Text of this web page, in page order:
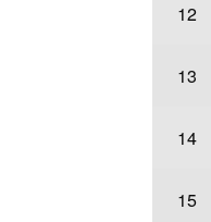
12
13
14
15